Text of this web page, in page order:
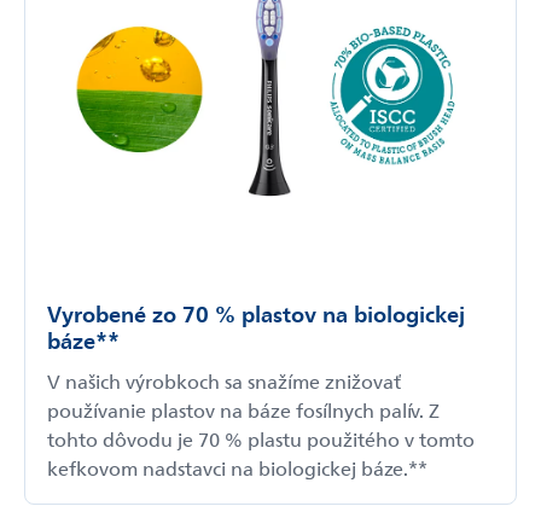
Vyrobené zo 70 % plastov na biologickej
báze**
V našich výrobkoch sa snažíme znižovať
používanie plastov na báze fosílnych palív. Z
tohto dôvodu je 70 % plastu použitého v tomto
kefkovom nadstavci na biologickej báze.**